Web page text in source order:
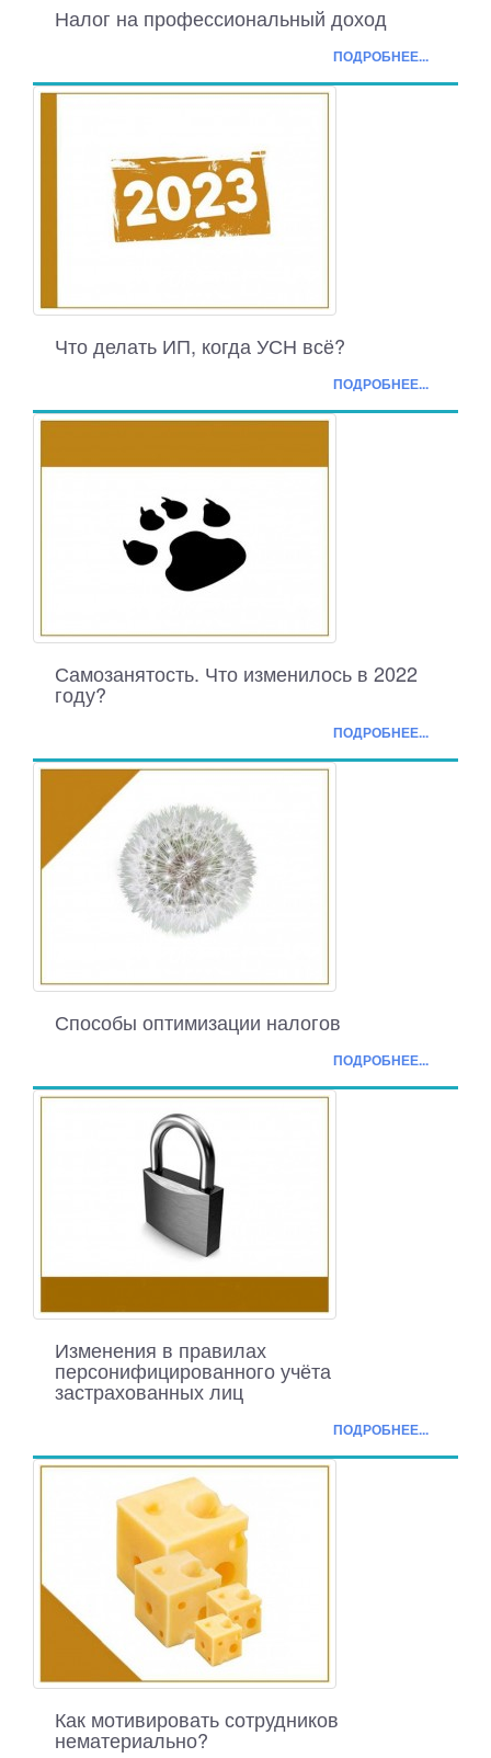
Налог на профессиональный доход
ПОДРОБНЕЕ...
Что делать ИП, когда УСН всё?
ПОДРОБНЕЕ...
Самозанятость. Что изменилось в 2022
году?
ПОДРОБНЕЕ...
Способы оптимизации налогов
ПОДРОБНЕЕ...
Изменения в правилах
персонифицированного учёта
застрахованных лиц
ПОДРОБНЕЕ...
Как мотивировать сотрудников
нематериально?